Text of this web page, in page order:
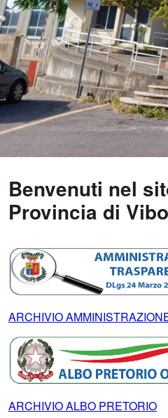
Benvenuti nel
Provincia di
ARCHIVIO
ARCHIVIO ALBO PRETORIO